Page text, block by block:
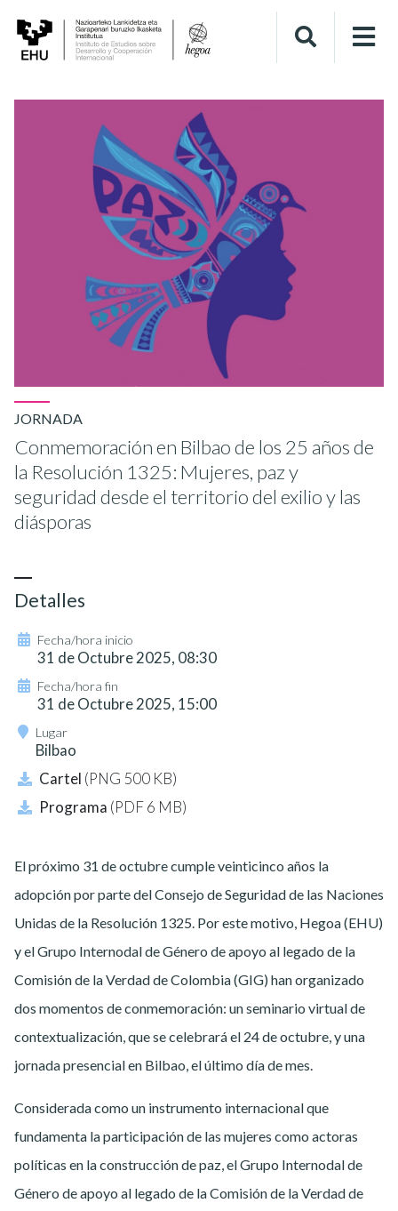
JORNADA
Conmemoración en Bilbao de los 25 años de
la Resolución 1325: Mujeres, paz y
seguridad desde el territorio del exilio y las
diásporas
El próximo 31 de octubre cumple veinticinco años la
adopción por parte del Consejo de Seguridad de las Naciones
Unidas de la Resolución 1325. Por este motivo, Hegoa (EHU)
y el Grupo Internodal de Género de apoyo al legado de la
Comisión de la Verdad de Colombia (GIG) han organizado
dos momentos de conmemoración: un seminario virtual de
contextualización, que se celebrará el 24 de octubre, y una
jornada presencial en Bilbao, el último día de mes.
Considerada como un instrumento internacional que
fundamenta la participación de las mujeres como actoras
políticas en la construcción de paz, el Grupo Internodal de
Género de apoyo al legado de la Comisión de la Verdad de
Detalles
Fecha/hora inicio
31 de Octubre 2025, 08:30
Fecha/hora fin
31 de Octubre 2025, 15:00
Lugar
Bilbao
Cartel (PNG 500 KB)
Programa (PDF 6 MB)